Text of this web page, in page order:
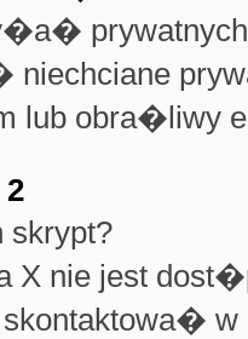
lub obra�liwy
skrypt?
X nie jest